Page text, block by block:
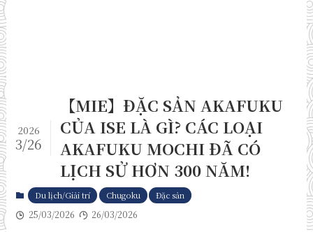
【MIE】ĐẶC SẢN AKAFUKU
CỦA ISE LÀ GÌ? CÁC LOẠI
AKAFUKU MOCHI ĐÃ CÓ
LỊCH SỬ HƠN 300 NĂM!
2026
3/26
Du lịch/Giải trí Chugoku Đặc sản
25/03/2026 26/03/2026